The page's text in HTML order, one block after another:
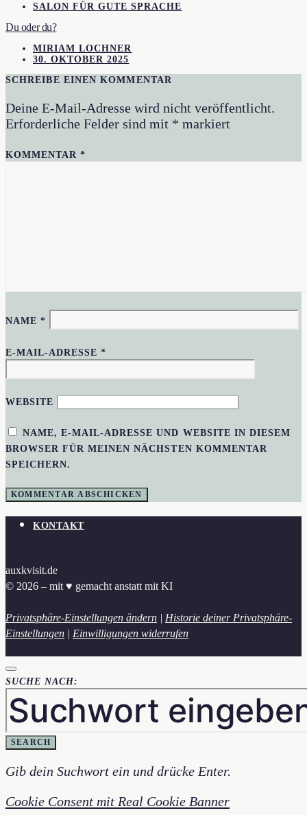
SALON FÜR GUTE SPRACHE
Du oder du?
MIRIAM LOCHNER
30. OKTOBER 2025
SCHREIBE EINEN KOMMENTAR
Deine E-Mail-Adresse wird nicht veröffentlicht.
Erforderliche Felder sind mit * markiert
KOMMENTAR*
NAME*
E-MAIL-ADRESSE*
WEBSITE
NAME, E-MAIL-ADRESSE UND WEBSITE IN DIESEM
BROWSER FÜR MEINEN NÄCHSTEN KOMMENTAR
SPEICHERN.
KONTAKT
auxkvisit.de
© 2026 – mit ♥︎ gemacht anstatt mit KI
Privatsphäre-Einstellungen ändern | Historie deiner Privatsphäre-
Einstellungen | Einwilligungen widerrufen
SUCHE NACH:
SEARCH
Gib dein Suchwort ein und drücke Enter.
Cookie Consent mit Real Cookie Banner